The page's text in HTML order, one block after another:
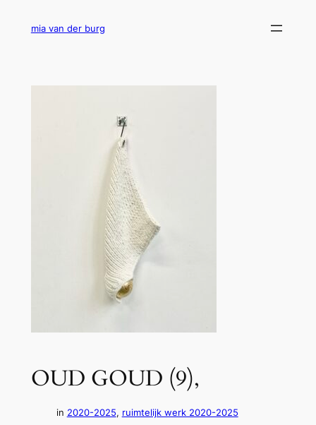
mia van der burg
OUD GOUD (9),
in 2020-2025, ruimtelijk werk 2020-2025